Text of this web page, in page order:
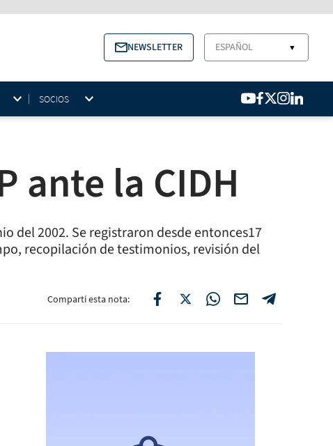
NEWSLETTER ESPAÑOL ▼
SOCIOS
ante la CIDH
del 2002. Se registraron desde entonces17
recopilación de testimonios, revisión del
Compartí esta nota: